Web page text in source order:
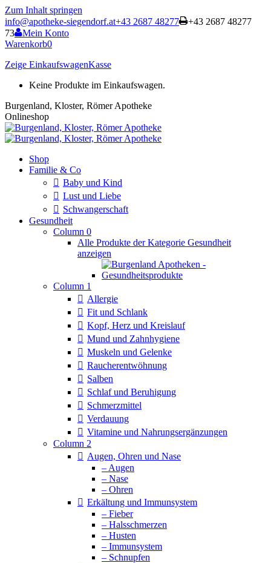
Zum Inhalt springen
info@apotheke-siegendorf.at+43 2687 48277
+43 2687 48277
73
Mein Konto
Warenkorb0
Zeige EinkaufswagenKasse
Keine Produkte im Einkaufswagen.
Burgenland, Kloster, Römer Apotheke
Onlineshop
Shop
Familie & Co
Baby und Kind
Lust und Liebe
Schwangerschaft
Gesundheit
Column 0
Alle Produkte der Kategorie Gesundheit
anzeigen
Column 1
Allergie
Fit und Schlank
Kopf, Herz und Kreislauf
Mund und Zahnhygiene
Muskeln und Gelenke
Raucherentwöhnung
Salben
Schlaf und Beruhigung
Schmerzmittel
Verdauung
Vitamine und Nahrungsergänzungen
Column 2
Augen, Ohren und Nase
– Augen
– Nase
– Ohren
Erkältung und Immunsystem
– Fieber
– Halsschmerzen
– Husten
– Immunsystem
– Schnupfen